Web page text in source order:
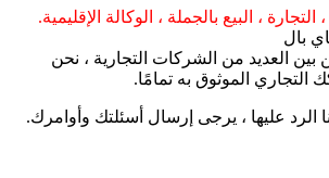
العديد من الشركات التجارية ، نحن
الموثوق به تمامًا.
الرد عليها ، يرجى إرسال أسئلتك وأوامرك.